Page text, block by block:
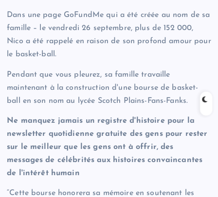
Dans une page GoFundMe qui a été créée au nom de sa
famille – le vendredi 26 septembre, plus de 152 000,
Nico a été rappelé en raison de son profond amour pour
le basket-ball.
Pendant que vous pleurez, sa famille travaille
maintenant à la construction d'une bourse de basket-
ball en son nom au lycée Scotch Plains-Fans-Fanks.
Ne manquez jamais un registre d'histoire pour la
newsletter quotidienne gratuite des gens pour rester
sur le meilleur que les gens ont à offrir, des
messages de célébrités aux histoires convaincantes
de l'intérêt humain
“Cette bourse honorera sa mémoire en soutenant les